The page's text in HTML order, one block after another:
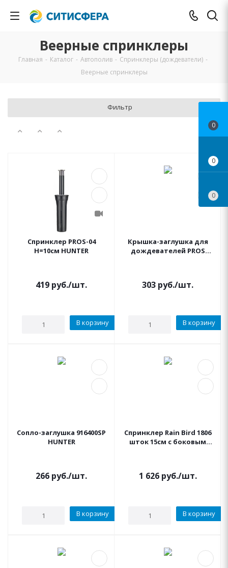
Веерные спринклеры
Главная - Каталог - Автополив - Спринклеры (дождеватели) -
Веерные спринклеры
Фильтр
Спринклер PROS-04
Н=10см HUNTER
419 руб./шт.
В корзину
Крышка-заглушка для
дождевателей PROS
303 руб./шт.
В корзину
Сопло-заглушка 916400SP
HUNTER
266 руб./шт.
В корзину
Спринклер Rain Bird 1806
шток 15см с боковым
1 626руб./шт.
В корзину
0
0
0